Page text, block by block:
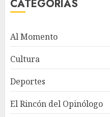
CATEGORÍAS
Al Momento
Cultura
Deportes
El Rincón del Opinólogo